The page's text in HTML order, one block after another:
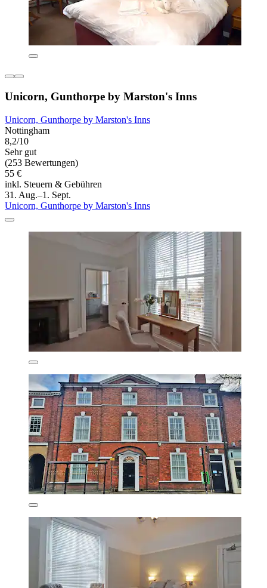
Unicorn, Gunthorpe by Marston's Inns
Unicorn, Gunthorpe by Marston's Inns
Nottingham
8,2/10
Sehr gut
(253 Bewertungen)
55 €
inkl. Steuern & Gebühren
31. Aug.–1. Sept.
Unicorn, Gunthorpe by Marston's Inns